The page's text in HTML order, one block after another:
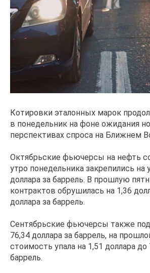
Котировки эталонных марок
в понедельник на фоне ожидания
перспективах спроса на Ближнем
Октябрьские фьючерсы на нефть
утро понедельника закрепились на
доллара за баррель. В прошлую
контрактов обрушилась на 1,36
доллара за баррель.
Сентябрьские фьючерсы также
76,34 доллара за баррель, на
стоимость упала на 1,51 доллара до
баррель.